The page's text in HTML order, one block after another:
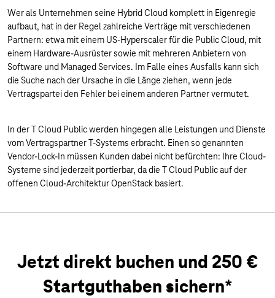
Wer als Unternehmen seine Hybrid Cloud komplett in Eigenregie
aufbaut, hat in der Regel zahlreiche Verträge mit verschiedenen
Partnern: etwa mit einem US-Hyperscaler für die Public Cloud, mit
einem Hardware-Ausrüster sowie mit mehreren Anbietern von
Software und Managed Services. Im Falle eines Ausfalls kann sich
die Suche nach der Ursache in die Länge ziehen, wenn jede
Vertragspartei den Fehler bei einem anderen Partner vermutet.
In der T Cloud Public werden hingegen alle Leistungen und Dienste
vom Vertragspartner T-Systems erbracht. Einen so genannten
Vendor-Lock-In müssen Kunden dabei nicht befürchten: Ihre Cloud-
Systeme sind jederzeit portierbar, da die T Cloud Public auf der
offenen Cloud-Architektur OpenStack basiert.
Jetzt direkt buchen und 250 €
Startguthaben sichern*